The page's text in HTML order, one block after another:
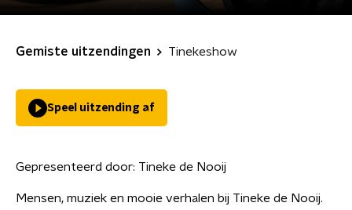
Gemiste uitzendingen Tinekeshow
Speel uitzending af
Gepresenteerd door: Tineke de Nooij
Mensen, muziek en mooie verhalen bij Tineke de Nooij.